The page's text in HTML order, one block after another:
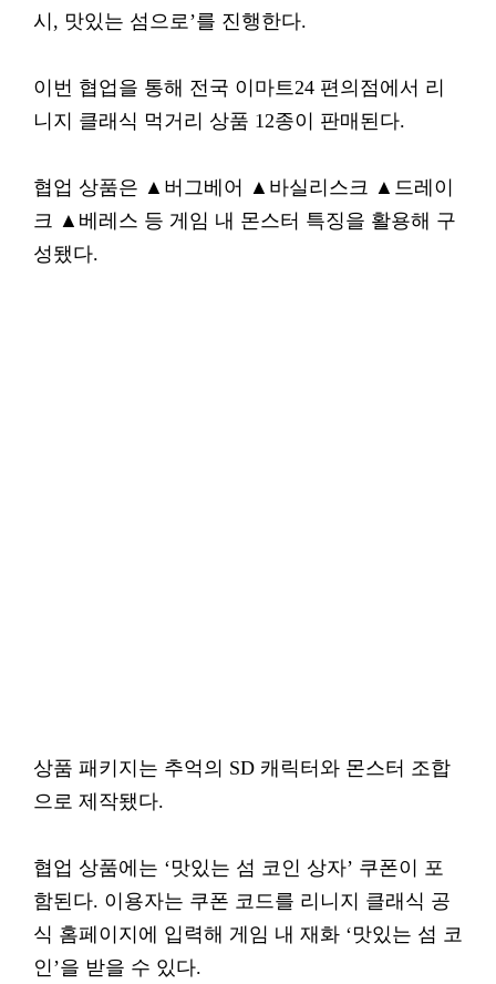
시, 맛있는 섬으로’를 진행한다.
이번 협업을 통해 전국 이마트24 편의점에서 리
니지 클래식 먹거리 상품 12종이 판매된다.
협업 상품은 ▲버그베어 ▲바실리스크 ▲드레이
크 ▲베레스 등 게임 내 몬스터 특징을 활용해 구
성됐다.
상품 패키지는 추억의 SD 캐릭터와 몬스터 조합
으로 제작됐다.
협업 상품에는 ‘맛있는 섬 코인 상자’ 쿠폰이 포
함된다. 이용자는 쿠폰 코드를 리니지 클래식 공
식 홈페이지에 입력해 게임 내 재화 ‘맛있는 섬 코
인’을 받을 수 있다.